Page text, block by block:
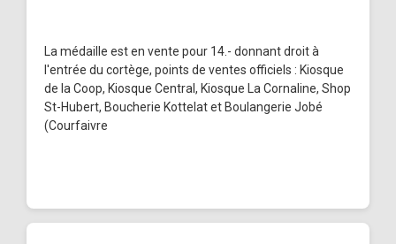
La médaille est en vente pour 14.- donnant droit à
l'entrée du cortège, points de ventes officiels : Kiosque
de la Coop, Kiosque Central, Kiosque La Cornaline, Shop
St-Hubert, Boucherie Kottelat et Boulangerie Jobé
(Courfaivre